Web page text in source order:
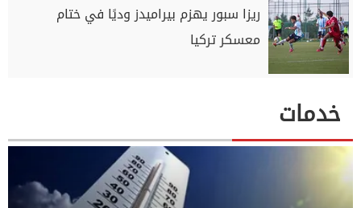
ريزا سبور يهزم بيراميدز وديًا في ختام
معسكر تركيا
خدمات